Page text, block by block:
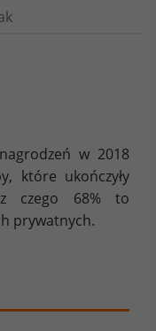
w 2018
które ukończyły
czego 68% to
prywatnych.